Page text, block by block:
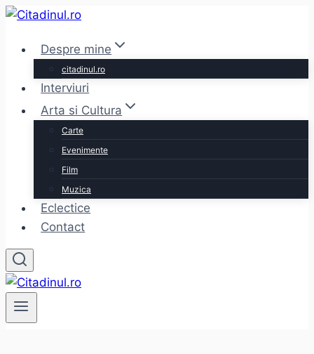
Skip
contentDespre mine
citadinul.ro
Interviuri
Arta si Cultura
Carte
Evenimente
Film
Muzica
Eclectice
Contact